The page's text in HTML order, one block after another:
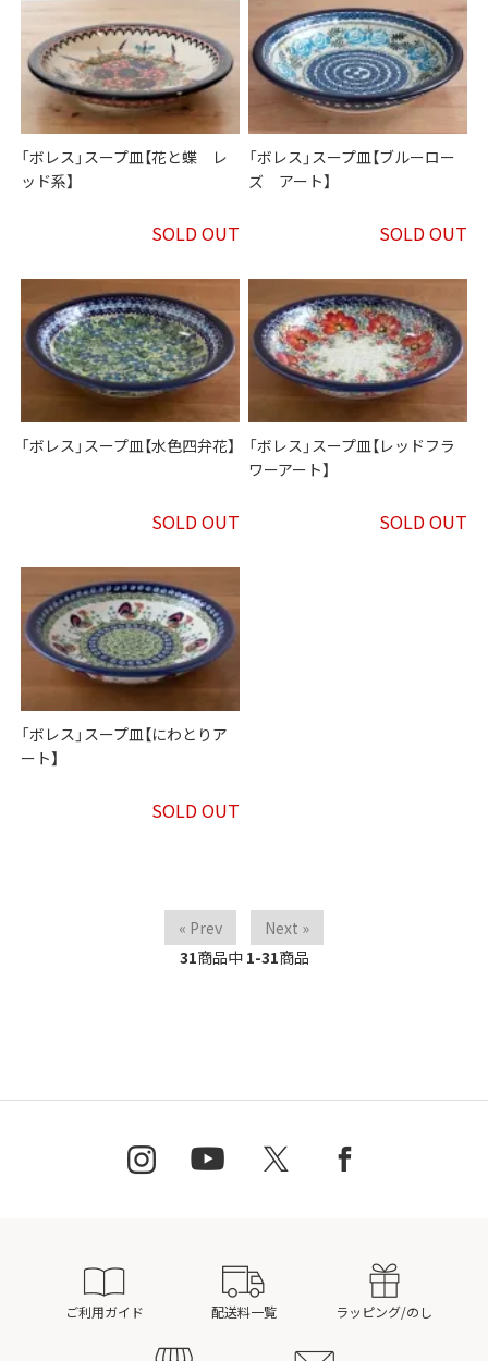
「ボレス」スープ皿【花と蝶 レ
ッド系】
SOLD OUT
「ボレス」スープ皿【ブルーロー
ズ アート】
SOLD OUT
「ボレス」スープ皿【水色四弁花】
SOLD OUT
「ボレス」スープ皿【レッドフラ
ワーアート】
SOLD OUT
「ボレス」スープ皿【にわとりア
ート】
SOLD OUT
« Prev
Next »
31商品中 1-31商品
ご利用ガイド 配送料一覧 ラッピング/のし